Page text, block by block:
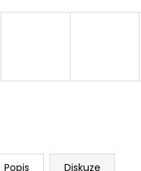
Popis Diskuze